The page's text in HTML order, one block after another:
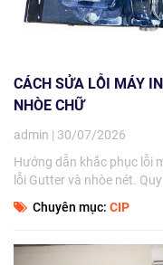
CÁCH SỬA LỖI MÁY
NHÒE CHỮ
admin | 30/07/2026
Hướng dẫn khắc phục lỗi
lỗi Gutter và nhòe nét.
Chuyên mục: CIP